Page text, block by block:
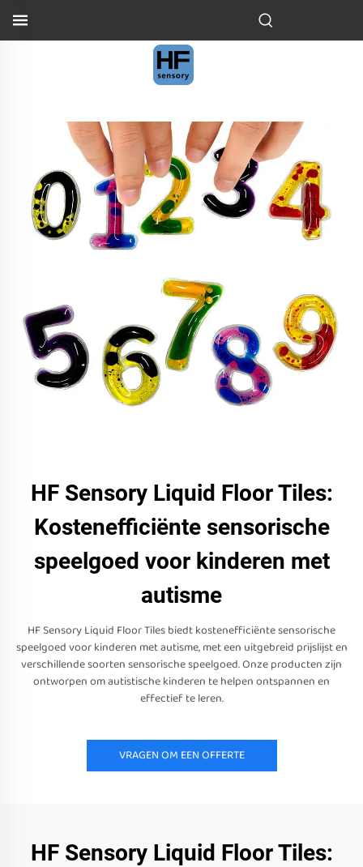
HF Sensory Liquid Floor Tiles:
Kostenefficiënte sensorische
speelgoed voor kinderen met
autisme
HF Sensory Liquid Floor Tiles biedt kostenefficiënte sensorische
speelgoed voor kinderen met autisme, met een uitgebreid prijslijst en
verschillende soorten sensorische speelgoed. Onze producten zijn
ontworpen om autistische kinderen te helpen ontspannen en
effectief te leren.
VRAGEN OM EEN OFFERTE
HF Sensory Liquid Floor Tiles: